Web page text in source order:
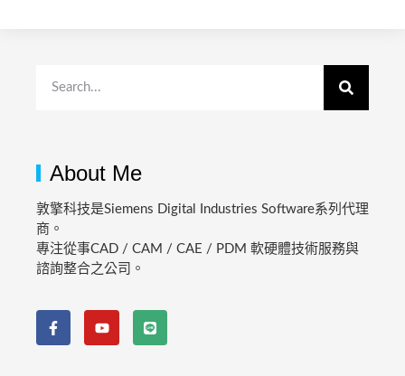
About Me
敦擎科技是Siemens Digital Industries Software系列代理
商。
專注從事CAD / CAM / CAE / PDM 軟硬體技術服務與
諮詢整合之公司。